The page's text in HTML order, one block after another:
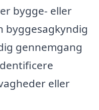
bygge- eller
byggesagkyndig
gennemgang
eller